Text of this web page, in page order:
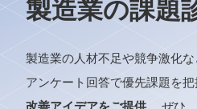
製造業の課題
製造業の人材不足や競争激化
アンケート回答で優先課題を
改善アイデアをご提供。
ぜひ